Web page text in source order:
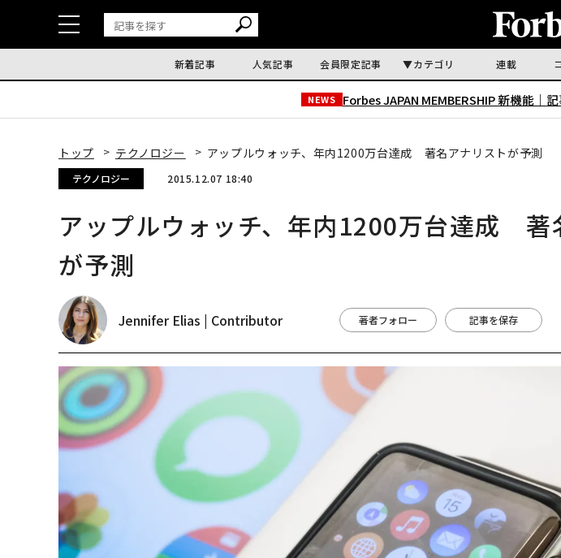
新着記事 人気記事 会員限定記事 カテゴリ 連載
NEWS Forbes JAPAN MEMBERSHIP 新機能｜
トップ テクノロジー アップルウォッチ、年内1200万台達成 著名アナリストが予測
テクノロジー 2015.12.07 18:40
アップルウォッチ、年内1200万台達成 著
が予測
Jennifer Elias | Contributor 著者フォロー 記事を保存